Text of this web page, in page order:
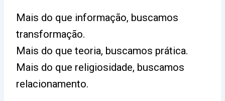
Mais do que informação, buscamos
transformação.
Mais do que teoria, buscamos prática.
Mais do que religiosidade, buscamos
relacionamento.